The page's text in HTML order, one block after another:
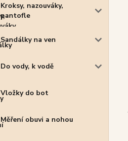
Kroksy, nazouváky,
pantofle
Sandálky na ven
Do vody, k vodě
Vložky do bot
Měření obuvi a nohou